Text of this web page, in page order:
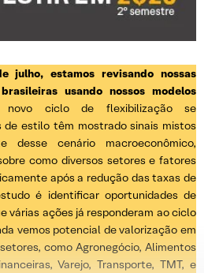
julho, estamos revisando nossas
usando nossos modelos
ciclo de flexibilização se
de estilo têm mostrado sinais mistos
cenário macroeconômico,
como diversos setores e fatores
após a redução das taxas de
é identificar oportunidades de
várias ações já responderam ao ciclo
vemos potencial de valorização em
como Agronegócio, Alimentos
Varejo, Transporte, TMT, e